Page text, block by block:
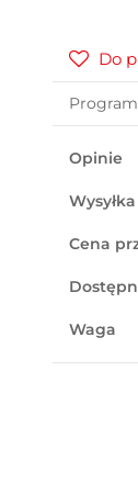
Do
Opinie
Cena
Waga